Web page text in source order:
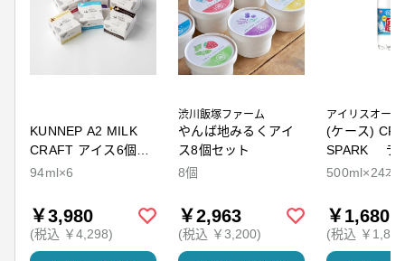
KUNNEP A2 MILK
CRAFT アイス6個セ
ット
94ml×6
￥3,980
(税込 ￥4,298)
渋川飯塚ファーム
やんば地みるくアイ
ス8個セット
8個
￥2,963
(税込 ￥3,200)
アイリスオーヤ
(ケース)
SPARK ラ
500ml×24本
￥1,680
(税込 ￥